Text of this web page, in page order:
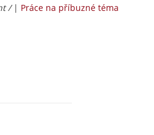
/ | Práce na příbuzné téma